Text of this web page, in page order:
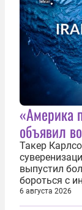
«Америка
объявил
Такер
выпустил
бороться с
первую
прекратить
6 августа 2026